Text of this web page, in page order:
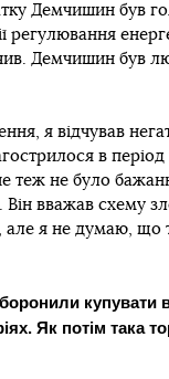
Демчишин був
регулювання
Демчишин був
я відчував
в період
теж не було
Він вважав схему
але я не думаю, що
купувати
Як потім така